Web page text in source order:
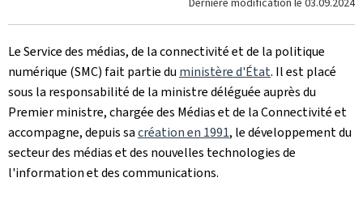
Le Service des médias, de la connectivité et de la politique
numérique (SMC) fait partie du ministère d'État. Il est placé
sous la responsabilité de la ministre déléguée auprès du
Premier ministre, chargée des Médias et de la Connectivité et
accompagne, depuis sacréation en 1991, le développement du
secteur des médias et des nouvelles technologies de
l'information et des communications.